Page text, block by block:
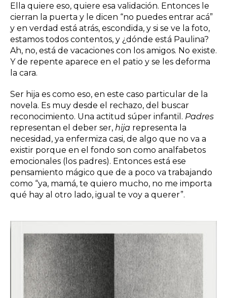
Ella quiere eso, quiere esa validación. Entonces le
cierran la puerta y le dicen “no puedes entrar acá”
y en verdad está atrás, escondida, y si se ve la foto,
estamos todos contentos, y ¿dónde está Paulina?
Ah, no, está de vacaciones con los amigos. No existe.
Y de repente aparece en el patio y se les deforma
la cara.
Ser hija es como eso, en este caso particular de la
novela. Es muy desde el rechazo, del buscar
reconocimiento. Una actitud súper infantil. Padres
representan el deber ser, hija representa la
necesidad, ya enfermiza casi, de algo que no va a
existir porque en el fondo son como analfabetos
emocionales (los padres). Entonces está ese
pensamiento mágico que de a poco va trabajando
como “ya, mamá, te quiero mucho, no me importa
qué hay al otro lado, igual te voy a querer”.